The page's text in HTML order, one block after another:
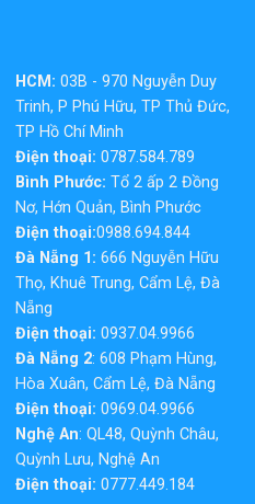
HCM: 03B - 970 Nguyễn Duy
Trinh, P Phú Hữu, TP Thủ Đức,
TP Hồ Chí Minh
Điện thoại: 0787.584.789
Bình Phước: Tổ 2 ấp 2 Đồng
Nơ, Hớn Quản, Bình Phước
Điện thoại:0988.694.844
Đà Nẵng 1: 666 Nguyễn Hữu
Thọ, Khuê Trung, Cẩm Lệ, Đà
Nẵng
Điện thoại: 0937.04.9966
Đà Nẵng 2: 608 Phạm Hùng,
Hòa Xuân, Cẩm Lệ, Đà Nẵng
Điện thoại: 0969.04.9966
Nghệ An: QL48, Quỳnh Châu,
Quỳnh Lưu, Nghệ An
Điện thoại: 0777.449.184